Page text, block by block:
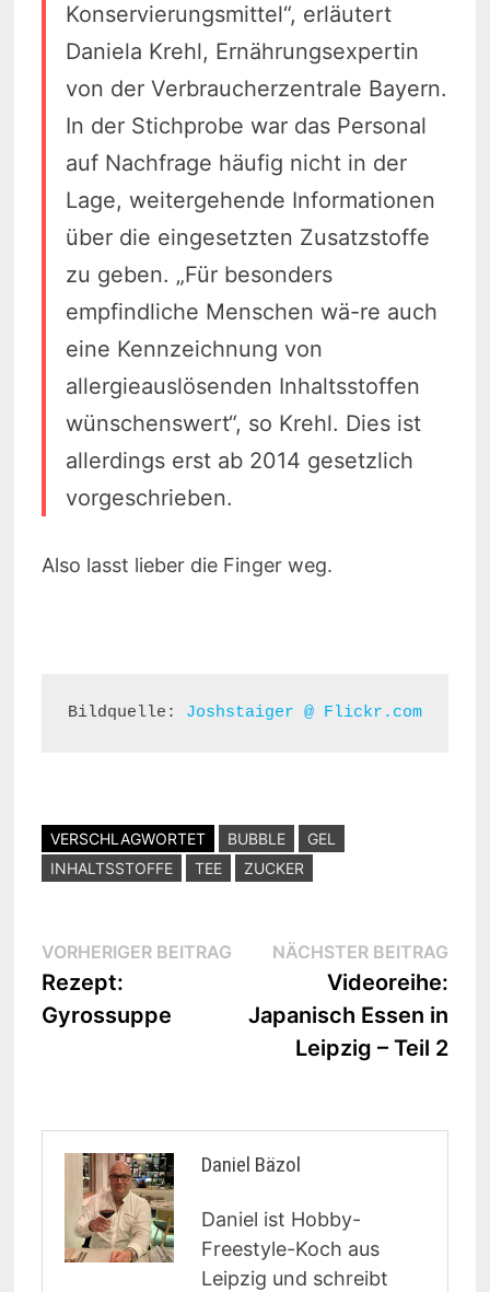
Konservierungsmittel“, erläutert
Daniela Krehl, Ernährungsexpertin
von der Verbraucherzentrale Bayern.
In der Stichprobe war das Personal
auf Nachfrage häufig nicht in der
Lage, weitergehende Informationen
über die eingesetzten Zusatzstoffe
zu geben. „Für besonders
empfindliche Menschen wä-re auch
eine Kennzeichnung von
allergieauslösenden Inhaltsstoffen
wünschenswert“, so Krehl. Dies ist
allerdings erst ab 2014 gesetzlich
vorgeschrieben.
Also lasst lieber die Finger weg.
Bildquelle: Joshstaiger @ Flickr.com
VERSCHLAGWORTET BUBBLE
GEL
INHALTSSTOFFE
TEE ZUCKER
Beitragsnavigation
VORHERIGER BEITRAGVorheriger
Rezept:
Gyrossuppe
NÄCHSTER BEITRAG
Videoreihe:
Japanisch Essen in
Leipzig – Teil 2
Daniel Bäzol
Daniel ist Hobby-
Freestyle-Koch aus
Leipzig und schreibt